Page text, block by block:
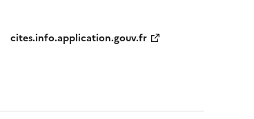
cites.info.application.gouv.fr